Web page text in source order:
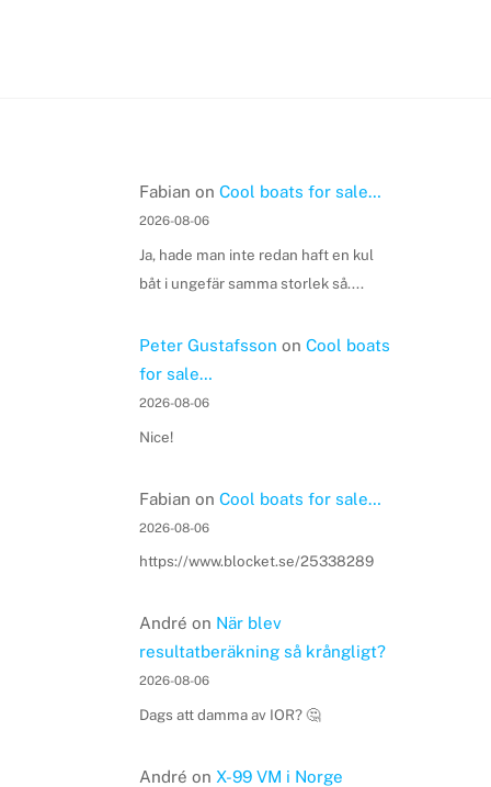
Fabian on Cool boats for sale…
2026-08-06
Ja, hade man inte redan haft en kul
båt i ungefär samma storlek så....
Peter Gustafsson on Cool boats
for sale…
2026-08-06
Nice!
Fabian on Cool boats for sale…
2026-08-06
https://www.blocket.se/25338289
André on När blev
resultatberäkning så krångligt?
2026-08-06
Dags att damma av IOR? 🤔
André on X-99 VM i Norge